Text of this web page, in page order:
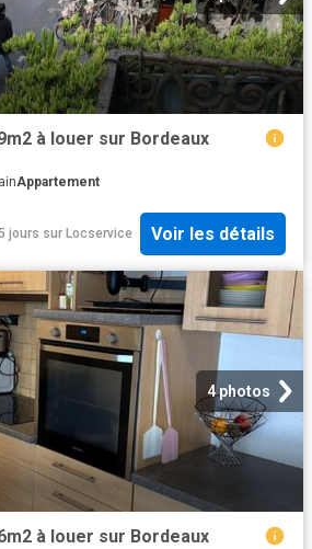
à louer sur Bordeaux
Appartement
jours sur Locservice Voir les détails
4 photos
à louer sur Bordeaux